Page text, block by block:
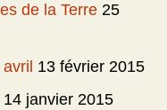
de la Terre 25
13 février 2015
14 janvier 2015